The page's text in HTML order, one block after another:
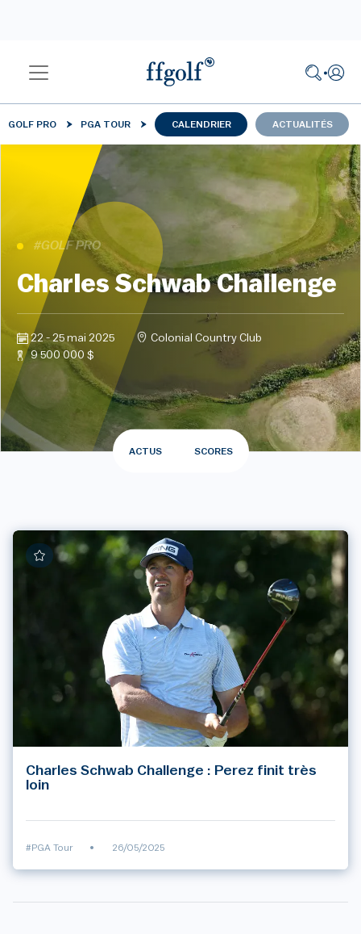
GOLF PRO PGA TOUR CALENDRIER ACTUALITÉS
#GOLF PRO
Charles Schwab Challenge
22 - 25 mai 2025
Colonial Country Club
9 500 000 $
ACTUS SCORES
Charles Schwab Challenge : Perez finit très
loin
#PGA Tour • 26/05/2025